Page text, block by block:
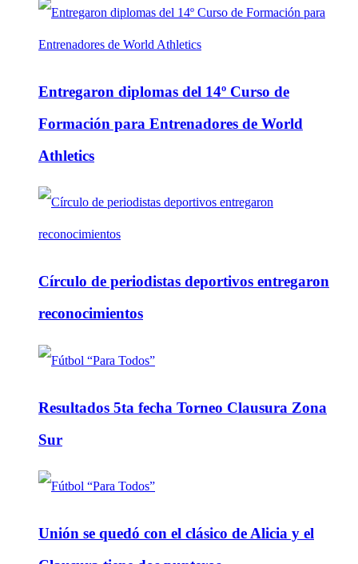
Entregaron diplomas del 14º Curso de
Formación para Entrenadores de World
Athletics
Círculo de periodistas deportivos entregaron
reconocimientos
Resultados 5ta fecha Torneo Clausura Zona
Sur
Unión se quedó con el clásico de Alicia y el